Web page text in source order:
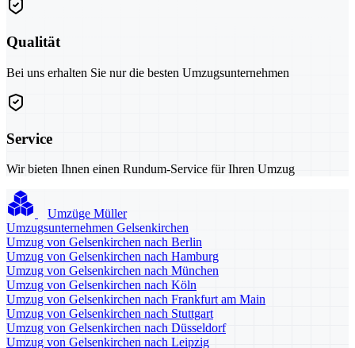
Qualität
Bei uns erhalten Sie nur die besten Umzugsunternehmen
Service
Wir bieten Ihnen einen Rundum-Service für Ihren Umzug
Umzüge Müller
Umzugsunternehmen Gelsenkirchen
Umzug von Gelsenkirchen nach Berlin
Umzug von Gelsenkirchen nach Hamburg
Umzug von Gelsenkirchen nach München
Umzug von Gelsenkirchen nach Köln
Umzug von Gelsenkirchen nach Frankfurt am Main
Umzug von Gelsenkirchen nach Stuttgart
Umzug von Gelsenkirchen nach Düsseldorf
Umzug von Gelsenkirchen nach Leipzig